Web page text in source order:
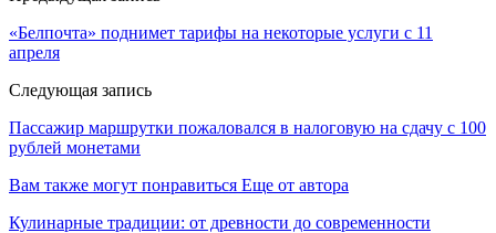
«Белпочта» поднимет тарифы на некоторые услуги с 11
апреля
Следующая запись
Пассажир маршрутки пожаловался в налоговую на сдачу с 100
рублей монетами
Вам также могут понравиться Еще от автора
Кулинарные традиции: от древности до современности